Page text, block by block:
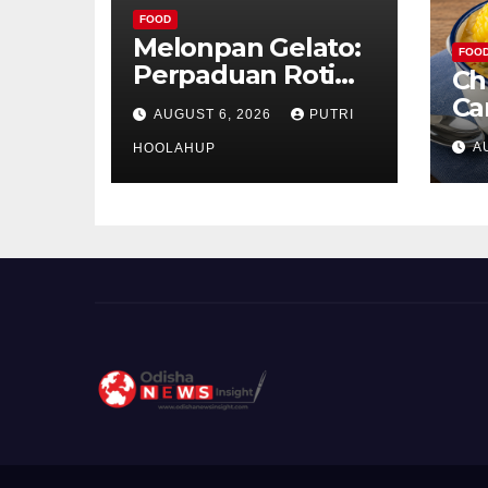
FOOD
Melonpan Gelato:
Perpaduan Roti
Renyah dan Es
Krim Lembut yang
Menggoda
AUGUST 6, 2026 PUTRI
HOOLAHUP